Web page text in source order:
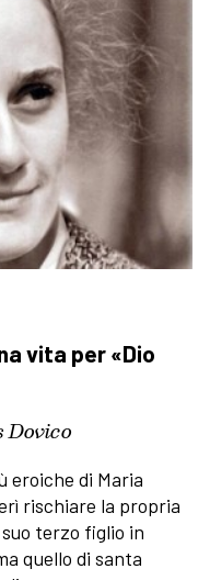
vita per «Dio
Dovico
eroiche di Maria
rischiare la propria
terzo figlio in
quello di santa